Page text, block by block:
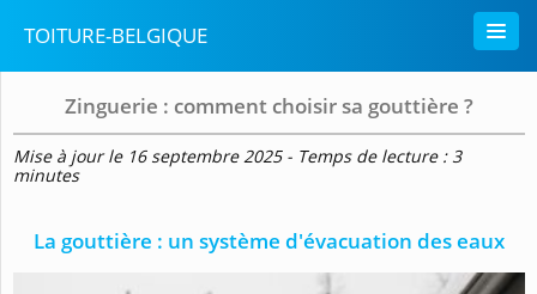
TOITURE-BELGIQUE
Zinguerie : comment choisir sa gouttière ?
Mise à jour le 16 septembre 2025 - Temps de lecture : 3
minutes
La gouttière : un système d'évacuation des eaux